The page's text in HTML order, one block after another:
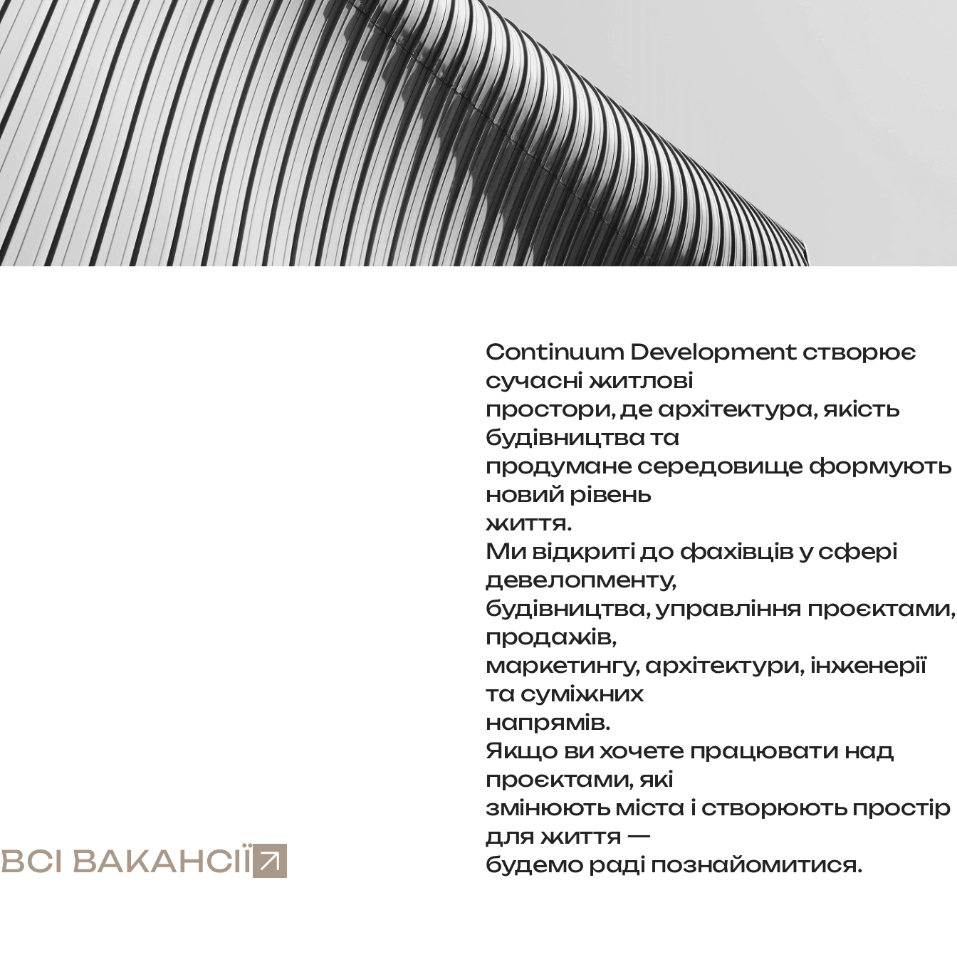
ВСІ ВАКАНСІЇ
Continuum Development створює
сучасні житлові
простори, де архітектура, якість
будівництва та
продумане середовище формують
новий рівень
життя.
Ми відкриті до фахівців у сфері
девелопменту,
будівництва, управління проєктами,
продажів,
маркетингу, архітектури, інженерії
та суміжних
напрямів.
Якщо ви хочете працювати над
проєктами, які
змінюють міста і створюють простір
для життя —
будемо раді познайомитися.